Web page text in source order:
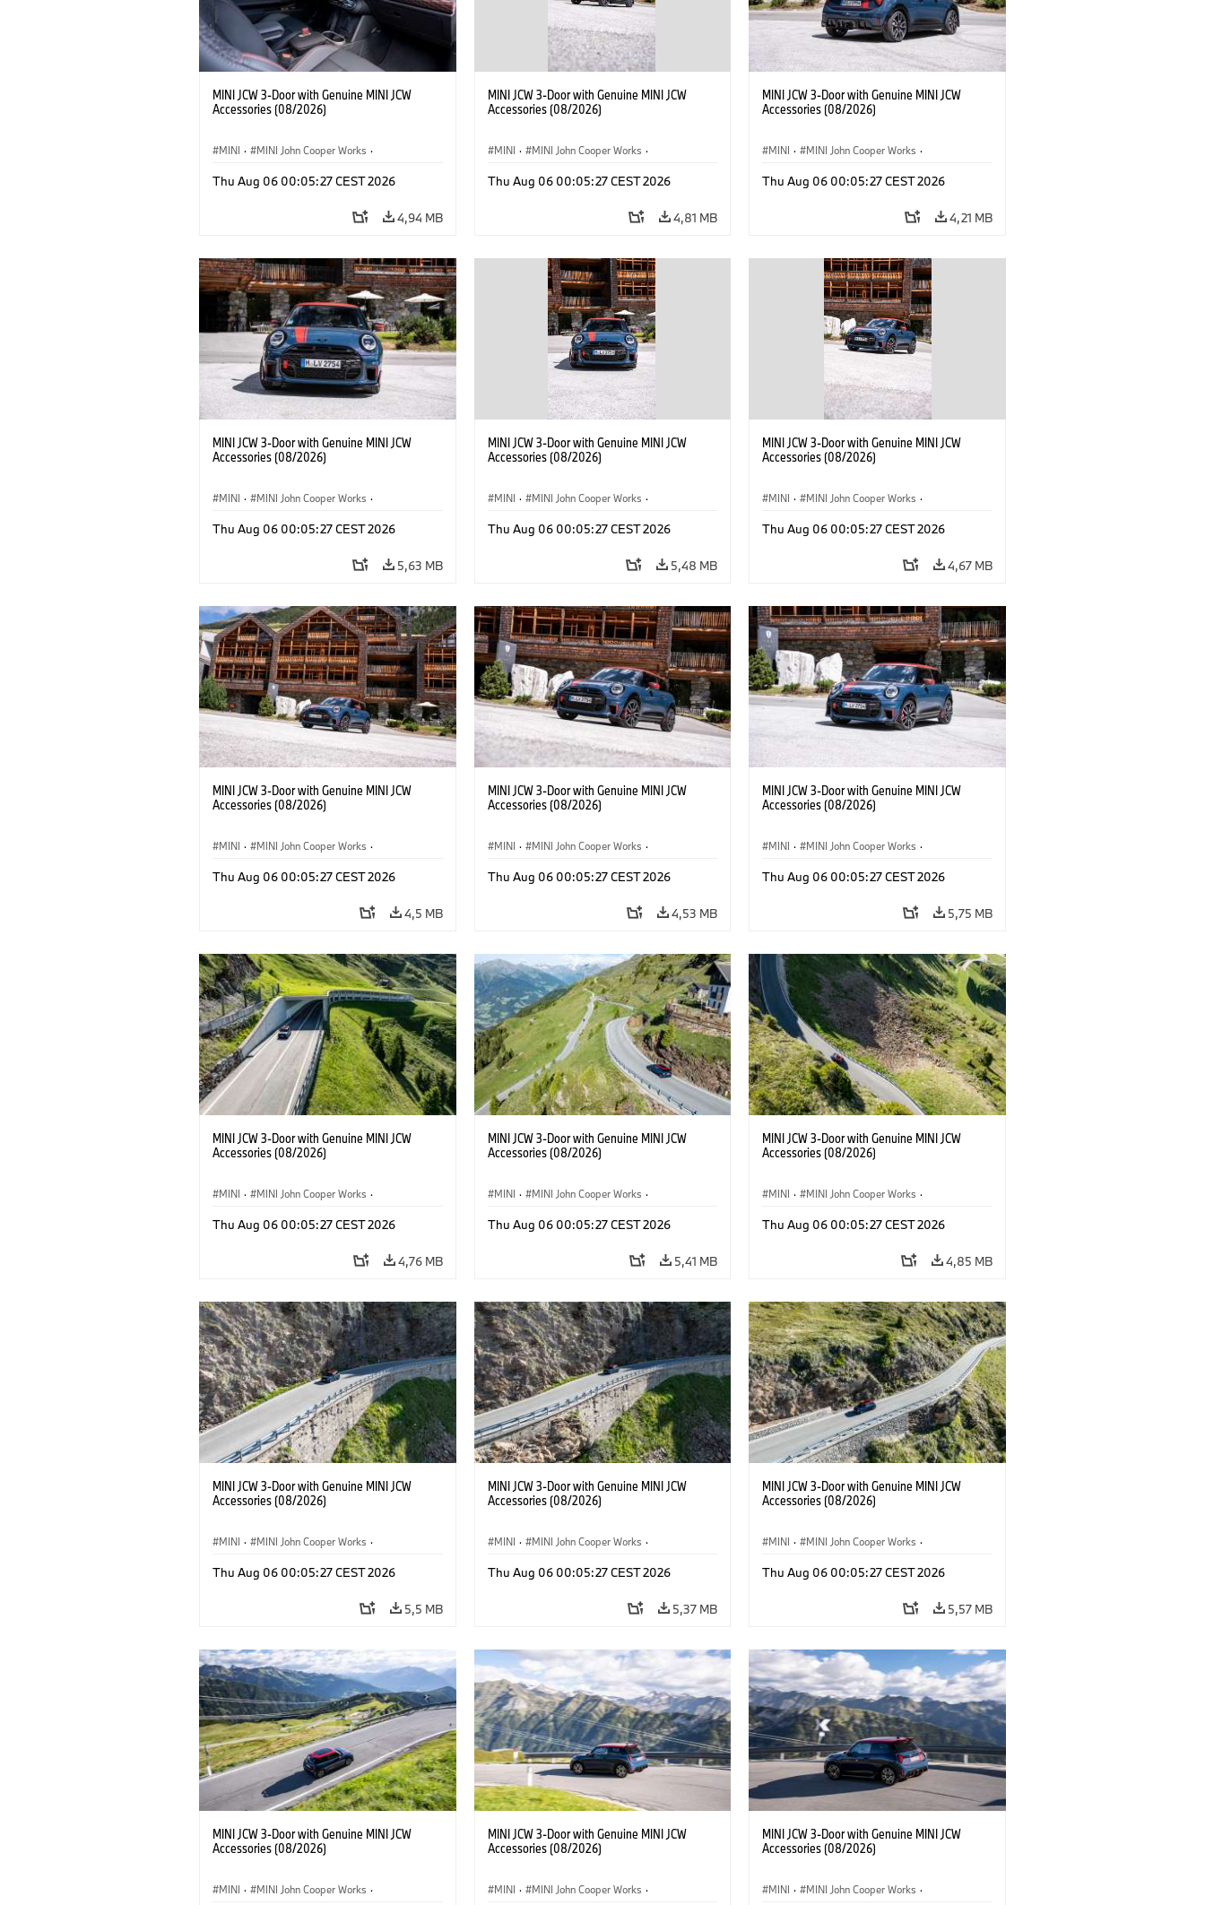
MINI JCW 3-Door with Genuine MINI JCW
Accessories (08/2026)
MINI · MINI John Cooper Works ·
Doplňky na přání, příslušenství
Thu Aug 06 00:05:27 CEST 2026
4,94 MB
MINI JCW 3-Door with Genuine MINI JCW
Accessories (08/2026)
MINI · MINI John Cooper Works ·
Doplňky na přání, příslušenství
Thu Aug 06 00:05:27 CEST 2026
4,81 MB
MINI JCW 3-Door with Genuine MINI JCW
Accessories (08/2026)
MINI · MINI John Cooper Works ·
Doplňky na přání, příslušenství
Thu Aug 06 00:05:27 CEST 2026
4,21 MB
MINI JCW 3-Door with Genuine MINI JCW
Accessories (08/2026)
MINI · MINI John Cooper Works ·
Doplňky na přání, příslušenství
Thu Aug 06 00:05:27 CEST 2026
5,63 MB
MINI JCW 3-Door with Genuine MINI JCW
Accessories (08/2026)
MINI · MINI John Cooper Works ·
Doplňky na přání, příslušenství
Thu Aug 06 00:05:27 CEST 2026
5,48 MB
MINI JCW 3-Door with Genuine MINI JCW
Accessories (08/2026)
MINI · MINI John Cooper Works ·
Doplňky na přání, příslušenství
Thu Aug 06 00:05:27 CEST 2026
4,67 MB
MINI JCW 3-Door with Genuine MINI JCW
Accessories (08/2026)
MINI · MINI John Cooper Works ·
Doplňky na přání, příslušenství
Thu Aug 06 00:05:27 CEST 2026
4,5 MB
MINI JCW 3-Door with Genuine MINI JCW
Accessories (08/2026)
MINI · MINI John Cooper Works ·
Doplňky na přání, příslušenství
Thu Aug 06 00:05:27 CEST 2026
4,53 MB
MINI JCW 3-Door with Genuine MINI JCW
Accessories (08/2026)
MINI · MINI John Cooper Works ·
Doplňky na přání, příslušenství
Thu Aug 06 00:05:27 CEST 2026
5,75 MB
MINI JCW 3-Door with Genuine MINI JCW
Accessories (08/2026)
MINI · MINI John Cooper Works ·
Doplňky na přání, příslušenství
Thu Aug 06 00:05:27 CEST 2026
4,76 MB
MINI JCW 3-Door with Genuine MINI JCW
Accessories (08/2026)
MINI · MINI John Cooper Works ·
Doplňky na přání, příslušenství
Thu Aug 06 00:05:27 CEST 2026
5,41 MB
MINI JCW 3-Door with Genuine MINI JCW
Accessories (08/2026)
MINI · MINI John Cooper Works ·
Doplňky na přání, příslušenství
Thu Aug 06 00:05:27 CEST 2026
4,85 MB
MINI JCW 3-Door with Genuine MINI JCW
Accessories (08/2026)
MINI · MINI John Cooper Works ·
Doplňky na přání, příslušenství
Thu Aug 06 00:05:27 CEST 2026
5,5 MB
MINI JCW 3-Door with Genuine MINI JCW
Accessories (08/2026)
MINI · MINI John Cooper Works ·
Doplňky na přání, příslušenství
Thu Aug 06 00:05:27 CEST 2026
5,37 MB
MINI JCW 3-Door with Genuine MINI JCW
Accessories (08/2026)
MINI · MINI John Cooper Works ·
Doplňky na přání, příslušenství
Thu Aug 06 00:05:27 CEST 2026
5,57 MB
MINI JCW 3-Door with Genuine MINI JCW
Accessories (08/2026)
MINI · MINI John Cooper Works ·
MINI JCW 3-Door with Genuine MINI JCW
Accessories (08/2026)
MINI · MINI John Cooper Works ·
MINI JCW 3-Door with Genuine MINI JCW
Accessories (08/2026)
MINI · MINI John Cooper Works ·